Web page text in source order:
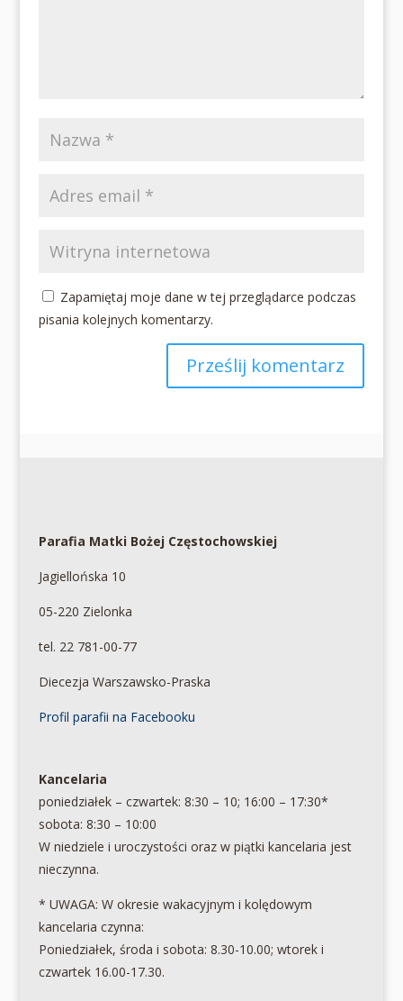
Zapamiętaj moje dane w tej przeglądarce podczas
pisania kolejnych komentarzy.
Parafia Matki Bożej Częstochowskiej
Jagiellońska 10
05-220 Zielonka
tel. 22 781-00-77
Diecezja Warszawsko-Praska
Profil parafii na Facebooku
Kancelaria
poniedziałek – czwartek: 8:30 – 10; 16:00 – 17:30*
sobota: 8:30 – 10:00
W niedziele i uroczystości oraz w piątki kancelaria jest
nieczynna.
* UWAGA: W okresie wakacyjnym i kolędowym
kancelaria czynna:
Poniedziałek, środa i sobota: 8.30-10.00; wtorek i
czwartek 16.00-17.30.